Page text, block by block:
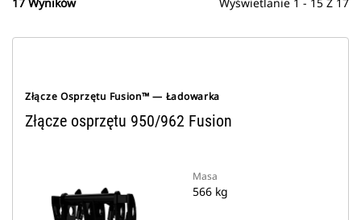
Złącze Osprzętu Fusion™ — Ładowarka
Złącze osprzętu 950/962 Fusion
Masa
566 kg